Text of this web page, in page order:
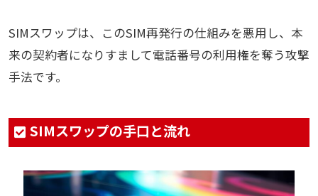
SIMスワップは、このSIM再発行の仕組みを悪用し、本
来の契約者になりすまして電話番号の利用権を奪う攻撃
手法です。
SIMスワップの手口と流れ